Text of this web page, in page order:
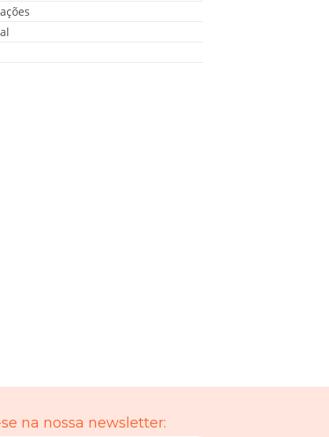
na nossa newsletter: